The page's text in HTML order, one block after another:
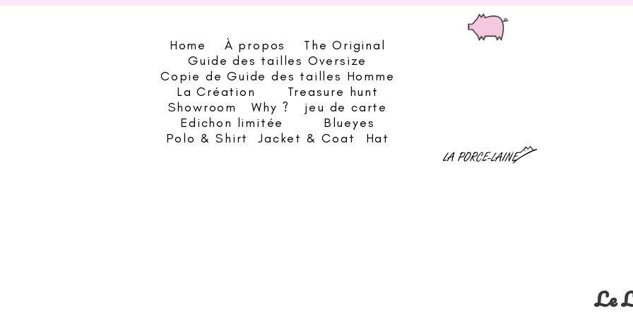
Home À propos
The Original
Guide des tailles Oversize
Copie de Guide des tailles Homme
La Création
Treasure hunt
Showroom
Why ?
jeu de carte
Edichon limitée
Blueyes
Polo & Shirt
Jacket & Coat Hat
Le